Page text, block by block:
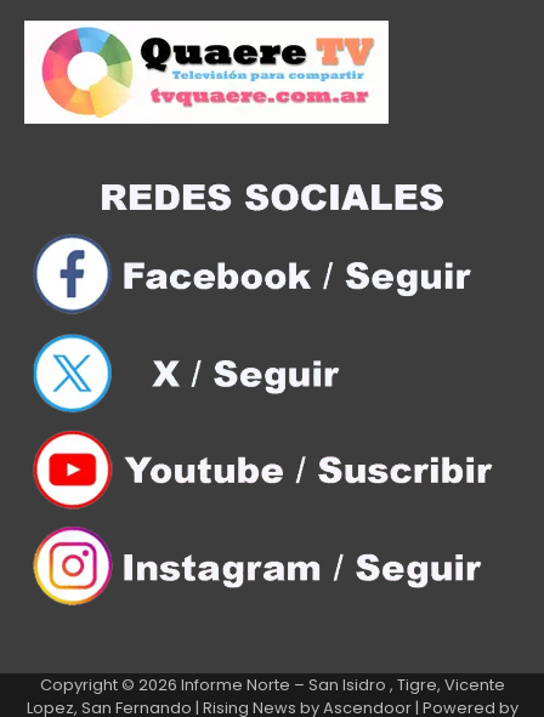
Copyright © 2026 Informe Norte – San Isidro , Tigre, Vicente
Lopez, San Fernando | Rising News byAscendoor| Powered by